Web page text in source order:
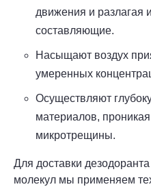
движения и разлагая
составляющие.
Насыщают воздух
умеренных
Осуществляют
материалов,
микротрещины.
Для доставки
молекул мы применяем